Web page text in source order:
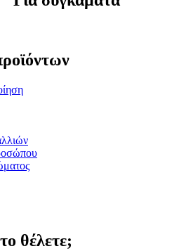
θέλετε;